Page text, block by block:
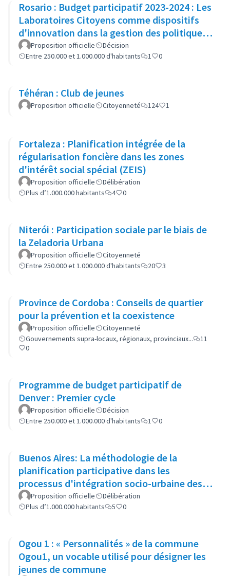
Rosario : Budget participatif 2023-2024 : Les
Laboratoires Citoyens comme dispositifs
d'innovation dans la gestion des politiques
publiques
Proposition officielle
Décision
Entre 250.000 et 1.000.000 d'habitants
1 0
Téhéran : Club de jeunes
Proposition officielle Citoyenneté 124 1
Fortaleza : Planification intégrée de la
régularisation foncière dans les zones
d'intérêt social spécial (ZEIS)
Proposition officielle
Délibération
Plus d’1.000.000 habitants
4 0
Niterói : Participation sociale par le biais de
la Zeladoria Urbana
Proposition officielle
Citoyenneté
Entre 250.000 et 1.000.000 d'habitants
20 3
Province de Cordoba : Conseils de quartier
pour la prévention et la coexistence
Proposition officielle
Citoyenneté
Gouvernements supra-locaux, régionaux, provinciaux...
11
0
Programme de budget participatif de
Denver : Premier cycle
Proposition officielle
Décision
Entre 250.000 et 1.000.000 d'habitants
1 0
Buenos Aires: La méthodologie de la
planification participative dans les
processus d'intégration socio-urbaine des
quartiers populaires
Proposition officielle
Délibération
Plus d’1.000.000 habitants
5 0
Ogou 1 : « Personnalités » de la commune
Ogou1, un vocable utilisé pour désigner les
jeunes de commune